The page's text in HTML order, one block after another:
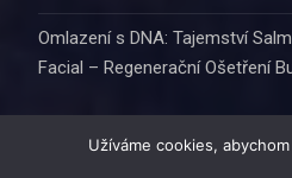
Omlazení s DNA: Tajemství
Facial – Regenerační Ošetření
Užíváme cookies,